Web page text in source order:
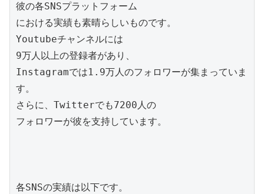
彼の各SNSプラットフォーム
における実績も素晴らしいものです。
Youtubeチャンネルには
9万人以上の登録者があり、
Instagramでは1.9万人のフォロワーが集まっていま
す。
さらに、Twitterでも7200人の
フォロワーが彼を支持しています。
各SNSの実績は以下です。